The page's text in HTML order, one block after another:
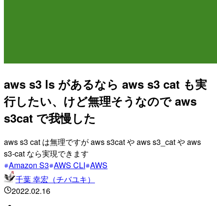
aws s3 ls があるなら aws s3 cat も実
行したい、けど無理そうなので aws
s3cat で我慢した
aws s3 cat は無理ですが aws s3cat や aws s3_cat や aws
s3-cat なら実現できます
Amazon S3 AWS CLI AWS
千葉 幸宏（チバユキ）
2022.02.16